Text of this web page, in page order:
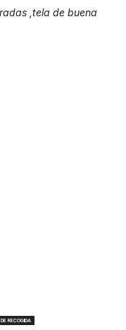
,tela de buena
RECOGIDA